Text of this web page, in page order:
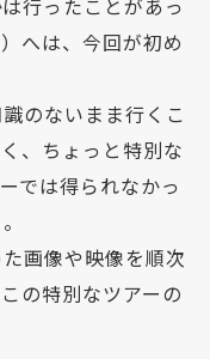
行ったことがあっ
へは、今回が初め
のないまま行くこ
、ちょっと特別な
では得られなかっ
画像や映像を順次
の特別なツアーの